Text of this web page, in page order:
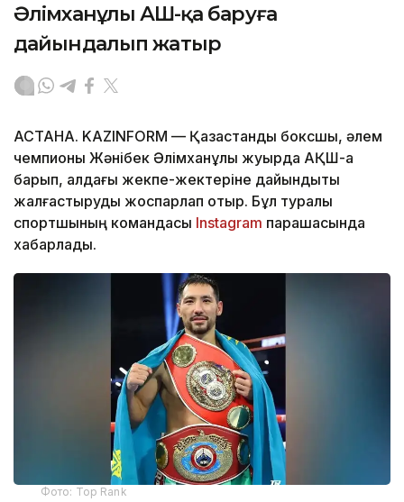
Әлімханұлы АҚШ-қа баруға
дайындалып жатыр
АСТАНА. KAZINFORM — Қазақстандық боксшы, әлем
чемпионы Жәнібек Әлімханұлы жуырда АҚШ-қа
барып, алдағы жекпе-жектеріне дайындықты
жалғастыруды жоспарлап отыр. Бұл туралы
спортшының командасы Instagram парақшасында
хабарлады.
Фото: Top Rank